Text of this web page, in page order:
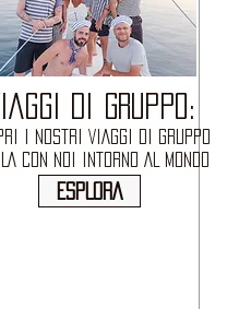
DI GRUPPO:
I NOSTRI VIAGGI DI GRUPPO
CON NOI INTORNO AL MONDO
ESPLORA